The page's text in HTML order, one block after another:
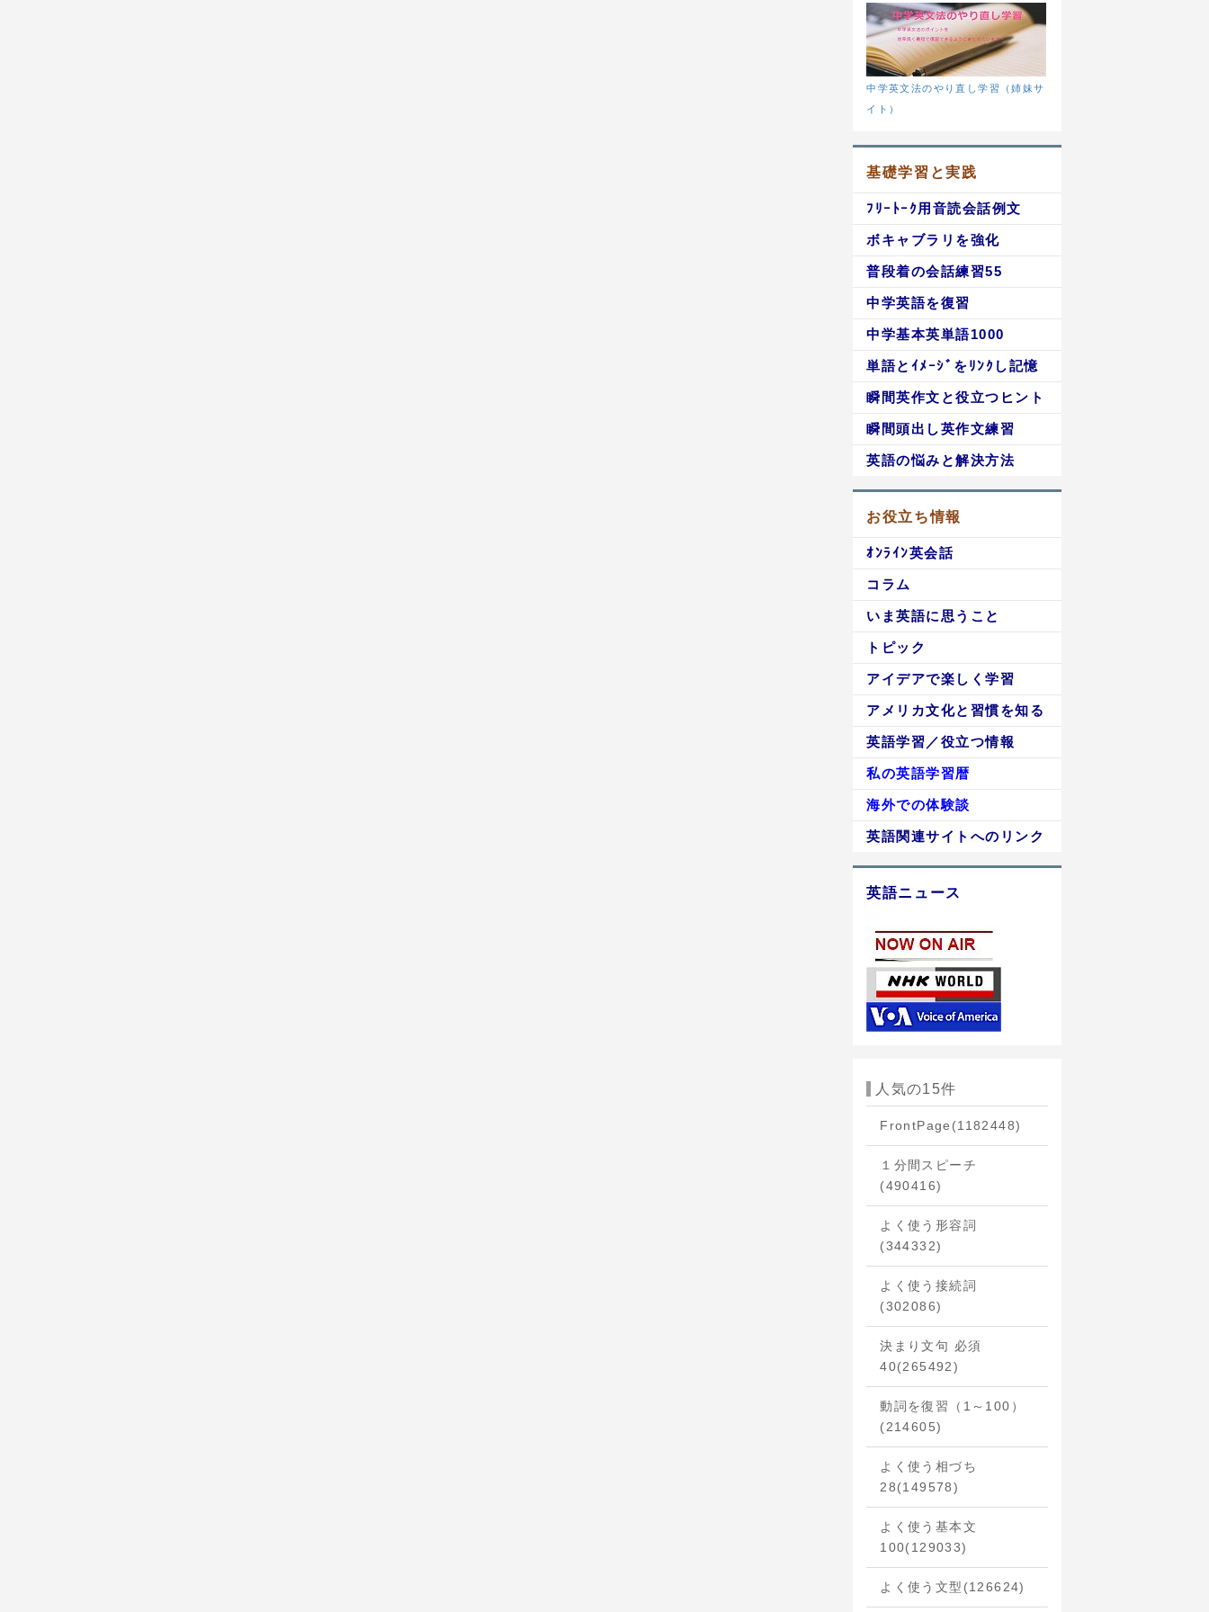
中学英文法のやり直し学習（姉妹サ
イト）
基礎学習と実践
ﾌﾘｰﾄｰｸ用音読会話例文
ボキャブラリを強化
普段着の会話練習55
中学英語を復習
中学基本英単語1000
単語とｲﾒｰｼﾞをﾘﾝｸし記憶
瞬間英作文と役立つヒント
瞬間頭出し英作文練習
英語の悩みと解決方法
お役立ち情報
ｵﾝﾗｲﾝ英会話
コラム
いま英語に思うこと
トピック
アイデアで楽しく学習
アメリカ文化と習慣を知る
英語学習／役立つ情報
私の英語学習暦
海外での体験談
英語関連サイトへのリンク
英語ニュース
人気の15件
FrontPage (1182448)
１分間スピーチ
(490416)
よく使う形容詞
(344332)
よく使う接続詞
(302086)
決まり文句 必須
40(265492)
動詞を復習（1～100）
(214605)
よく使う相づち
28(149578)
よく使う基本文
100(129033)
よく使う文型 (126624)